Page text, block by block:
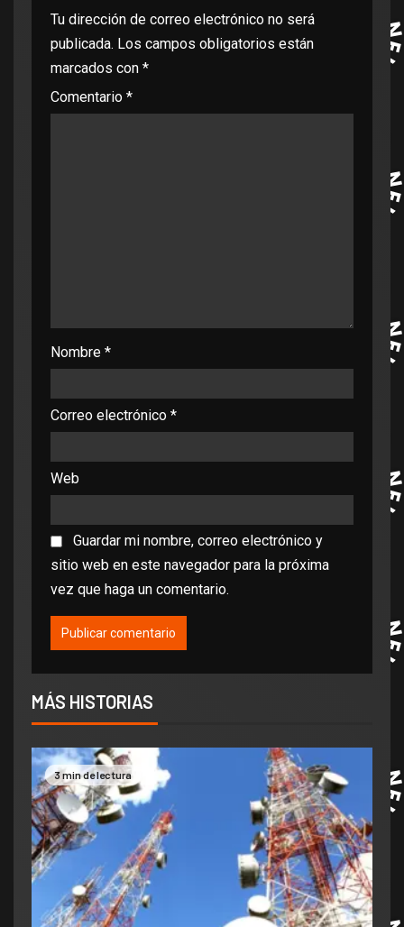
Tu dirección de correo electrónico no será
publicada. Los campos obligatorios están
marcados con *
Comentario *
Nombre *
Correo electrónico *
Web
Guardar mi nombre, correo electrónico y
sitio web en este navegador para la próxima
vez que haga un comentario.
MÁS HISTORIAS
3 min de lectura